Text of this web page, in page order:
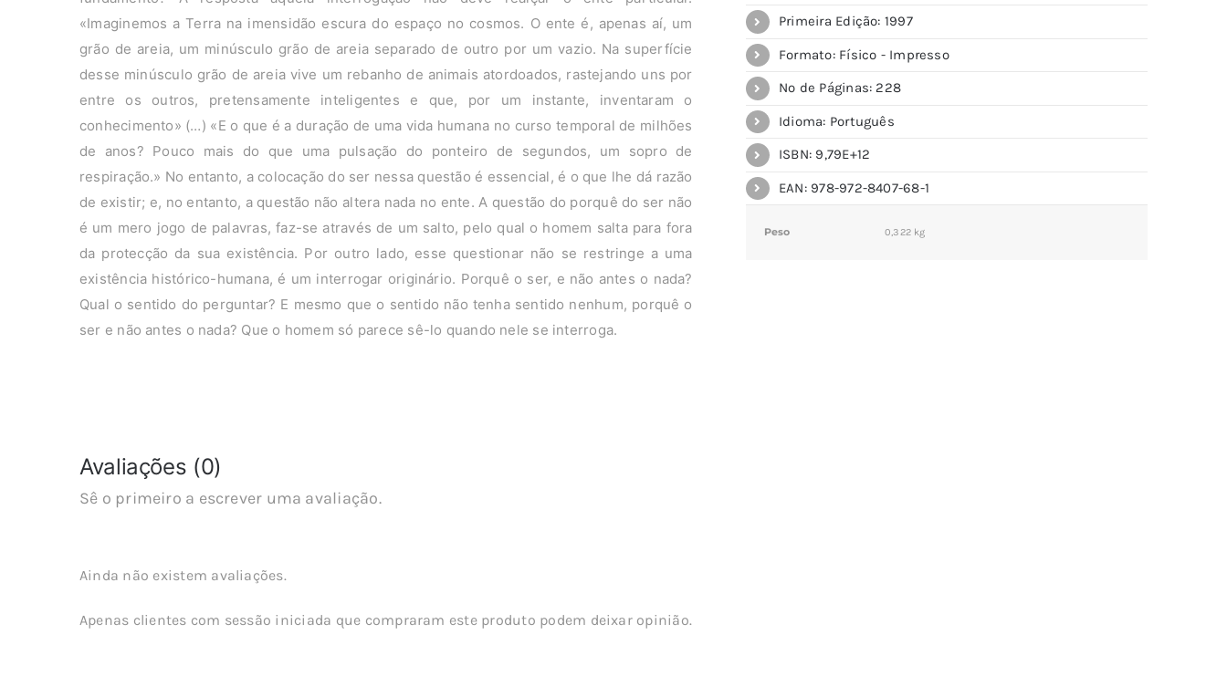
«Imaginemos a Terra na imensidão escura do espaço no cosmos. O ente é, apenas aí, um
grão de areia, um minúsculo grão de areia separado de outro por um vazio. Na superfície
desse minúsculo grão de areia vive um rebanho de animais atordoados, rastejando uns por
entre os outros, pretensamente inteligentes e que, por um instante, inventaram o
conhecimento» (…) «E o que é a duração de uma vida humana no curso temporal de milhões
de anos? Pouco mais do que uma pulsação do ponteiro de segundos, um sopro de
respiração.» No entanto, a colocação do ser nessa questão é essencial, é o que lhe dá razão
de existir; e, no entanto, a questão não altera nada no ente. A questão do porquê do ser não
é um mero jogo de palavras, faz-se através de um salto, pelo qual o homem salta para fora
da protecção da sua existência. Por outro lado, esse questionar não se restringe a uma
existência histórico-humana, é um interrogar originário. Porquê o ser, e não antes o nada?
Qual o sentido do perguntar? E mesmo que o sentido não tenha sentido nenhum, porquê o
ser e não antes o nada? Que o homem só parece sê-lo quando nele se interroga.
Primeira Edição: 1997
Formato: Físico - Impresso
Nº de Páginas: 228
Idioma: Português
ISBN: 9,79E+12
EAN: 978-972-8407-68-1
Peso 0,322 kg
Avaliações (0)
Sê o primeiro a escrever uma avaliação.
Ainda não existem avaliações.
Apenas clientes com sessão iniciada que compraram este produto podem deixar opinião.